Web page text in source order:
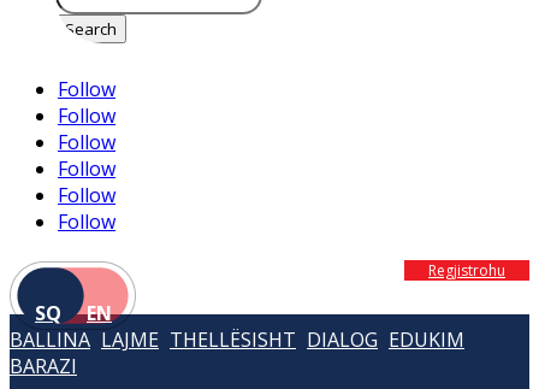
Follow
Follow
Follow
Follow
Follow
Follow
SQ EN
Regjistrohu
BALLINA LAJME THELLËSISHT DIALOG EDUKIM
BARAZI